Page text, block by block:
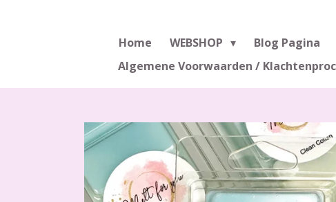
Home WEBSHOP Blog Pagina
Algemene Voorwaarden /